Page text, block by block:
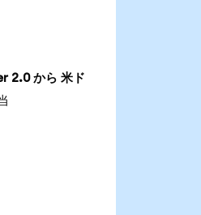
2.0 から 米ド